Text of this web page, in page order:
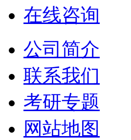
在线咨询
公司简介
联系我们
考研专题
网站地图